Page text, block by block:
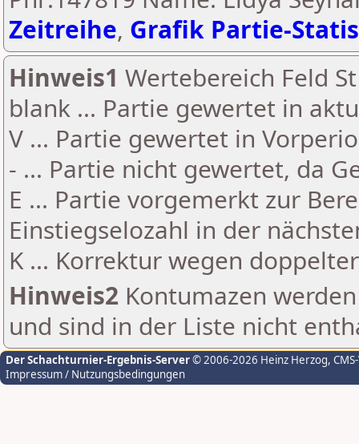
Zeitreihe, Grafik Partie-
Hinweis1 Wertebereich Feld
blank ... Partie gewertet in
V ... Partie gewertet in
- ... Partie nicht gewertet, da
E ... Partie vorgemerkt zur
Einstiegselozahl in der
K ... Korrektur wegen
Hinweis2 Kontumazen
und sind in der Liste nicht
Der Schachturnier-Ergebnis-Server© 2006-2026 Heinz Herzog,
Impressum / Nutzungsbedingungen